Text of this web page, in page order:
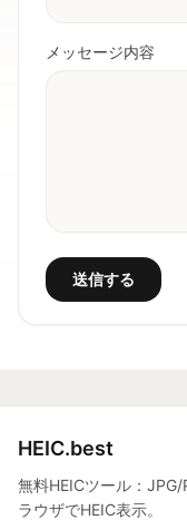
メッセージ内容
送信する
HEIC.best
無料HEICツール：
ラウザでHEIC表示。